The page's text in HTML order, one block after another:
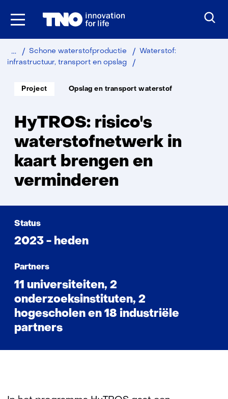
Ga
Home
Duurzaam
IndustrieSchone waterstofproductie
Waterstof:
infrastructuur, transport en opslag
Soort
project:
Project
Thema:
Opslag en transport waterstof
HyTROS: risico's
waterstofnetwerk in
kaart brengen en
verminderen
Status
2023 - heden
Partners
11 universiteiten, 2
onderzoeksinstituten, 2
hogescholen en 18 industriële
partners